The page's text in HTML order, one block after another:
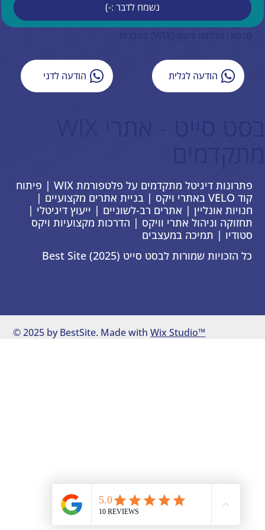
איפיון אתר וויקס
ייעוץ עסקי
הודעה לגלית הודעה לדני
נשמח לדבר :-)
פתרונות דיגיטל מתקדמים על פלטפורמת WIX | פיתוח
קוד VELO באתרי ויקס | בניית אתרים מקצועיים |
חנויות אונליין | אתרים רב-לשוניים | ייעוץ דיגיטלי |
תחזוקה וניהול אתרי וויקס | הדרכות מקצועיות ויקס
סטודיו | תמיכה במעצבים
כל הזכויות שמורות לבסט סייט Best Site (2025)
© 2025 by BestSite. Made withWix Studio™